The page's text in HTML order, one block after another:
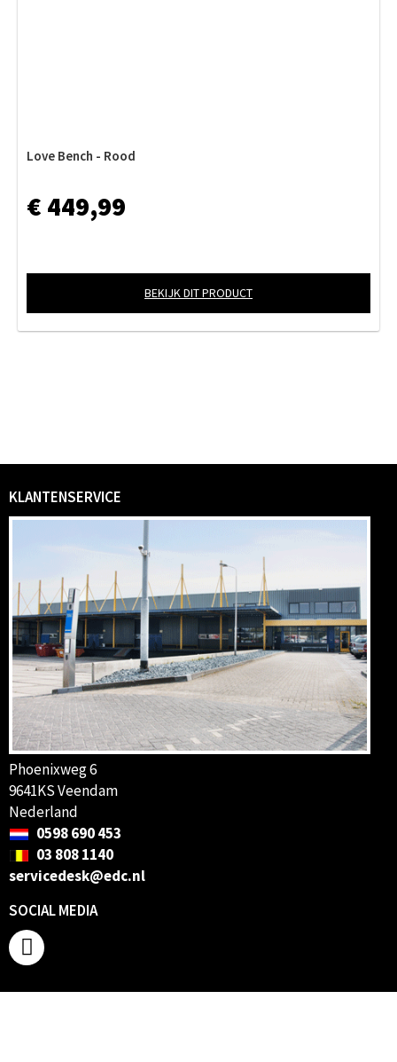
Love Bench - Rood
€ 449,99
BEKIJK DIT PRODUCT
KLANTENSERVICE
Phoenixweg 6
9641KS Veendam
Nederland
0598 690 453
03 808 1140
servicedesk@edc.nl
SOCIAL MEDIA